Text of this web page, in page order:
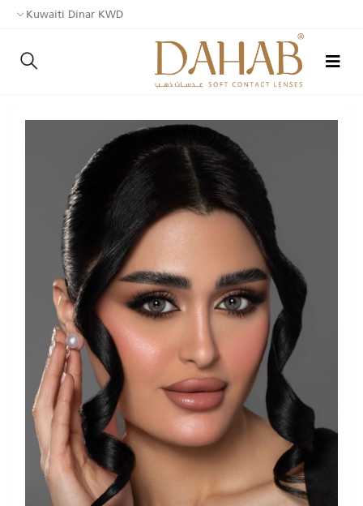
Kuwaiti Dinar KWD